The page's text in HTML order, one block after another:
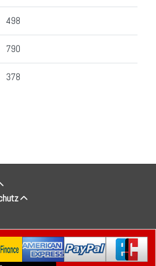
498
790
378